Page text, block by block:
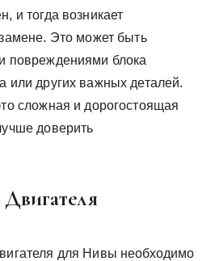
и тогда возникает
Это может быть
повреждениями блока
или других важных деталей.
сложная и дорогостоящая
доверить
для Нивы необходимо